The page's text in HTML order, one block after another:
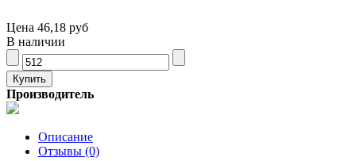
Цена 46,18 руб
В наличии
Производитель
Описание
Отзывы (0)